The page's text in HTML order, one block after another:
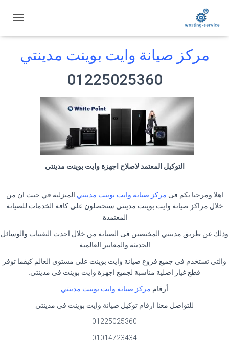
ب
مركز صيانة وايت بوينت مدينتي
01225025360
التوكيل المعتمد لاصلاح اجهزة وايت بوينت مدينتي
اهلا ومرحبا بكم فى مركز صيانة وايت بوينت مدينتي المنزلية في حيث ان من
خلال مراكز صيانة وايت بوينت مدينتي ستحصلون على كافة الخدمات للصيانة
المعتمدة.
وذلك عن طريق مدينتي المختصين فى الصيانة من خلال احدث التقنيات والوسائل
الحديثة والمعايير العالمية
والتى تستخدم فى جميع فروع صيانة وايت بوينت على مستوى العالم كيفما توفر
قطع غيار اصلية مناسبة لجميع اجهزة وايت بوينت فى مدينتي.
أرقام مركز صيانة وايت بوينت مدينتي
للتواصل معنا ارقام توكيل صيانة وايت بوينت فى مدينتي
01225025360
01014723434